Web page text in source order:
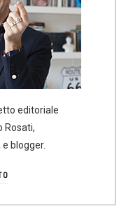
editoriale
Rosati,
blogger.